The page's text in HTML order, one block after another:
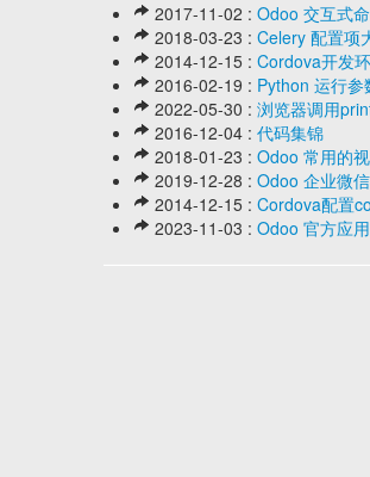
2017-11-02 : Odoo 交互式
2018-03-23 : Celery 配置项
2014-12-15 : Cordova开发
2016-02-19 : Python 运行
2022-05-30 : 浏览器调用
2016-12-04 : 代码集锦
2018-01-23 : Odoo 常用的
2019-12-28 : Odoo 企业微
2014-12-15 : Cordova配置
2023-11-03 : Odoo 官方应